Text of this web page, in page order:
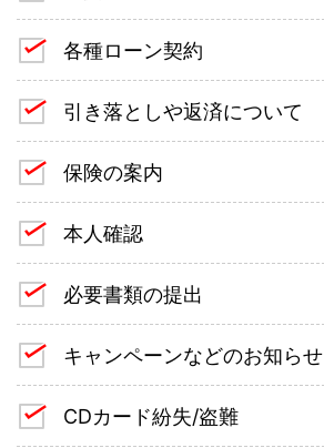
各種ローン契約
引き落としや返済について
保険の案内
本人確認
必要書類の提出
キャンペーンなどのお知らせ
CDカード紛失/盗難